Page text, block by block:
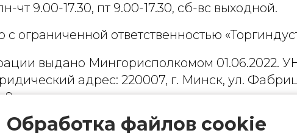
чт 9.00-17.30, пт 9.00-17.30, сб-вс выходной.
ограниченной ответственностью
выдано Мингорисполкомом 01.06.2022.
адрес: 220007, г. Минск, ул.
9
связанную с драгоценными
Обработка файлов cookie